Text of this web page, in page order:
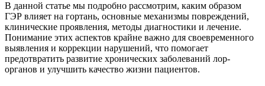
В данной статье мы подробно рассмотрим, каким образом
ГЭР влияет на гортань, основные механизмы повреждений,
клинические проявления, методы диагностики и лечение.
Понимание этих аспектов крайне важно для своевременного
выявления и коррекции нарушений, что помогает
предотвратить развитие хронических заболеваний лор-
органов и улучшить качество жизни пациентов.